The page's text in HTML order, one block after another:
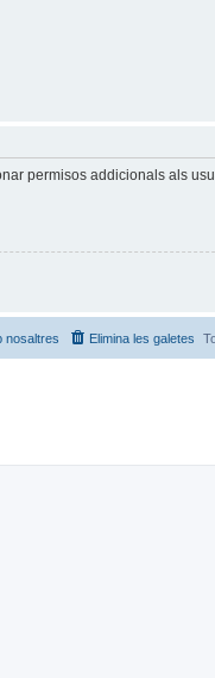
permisos addicionals als
Elimina les galetes
nosaltres